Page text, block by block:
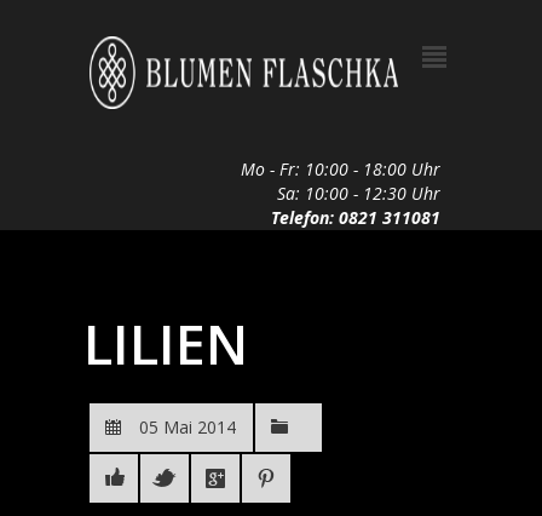
Mo - Fr: 10:00 - 18:00 Uhr
Sa: 10:00 - 12:30 Uhr
Telefon: 0821 311081
LILIEN
05 Mai 2014